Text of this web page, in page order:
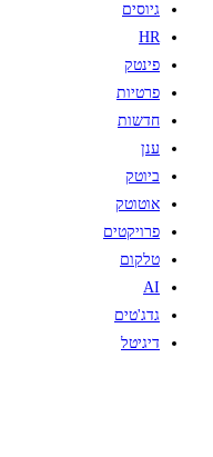
גיוסים
HR
פינטק
פרטיות
חדשות
ענן
ביוטק
אוטוטק
פרויקטים
טלקום
AI
גדג'טים
דיגיטל